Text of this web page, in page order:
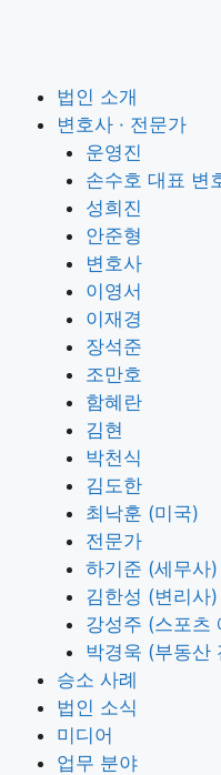
법인 소개
변호사 · 전문가
운영진
손수호 대표 변
성희진
안준형
변호사
이영서
이재경
장석준
조만호
함혜란
김현
박천식
김도한
최낙훈 (미국)
전문가
하기준 (세무사)
김한성 (변리사)
강성주 (스포츠
박경욱 (부동산
승소 사례
법인 소식
미디어
업무 분야